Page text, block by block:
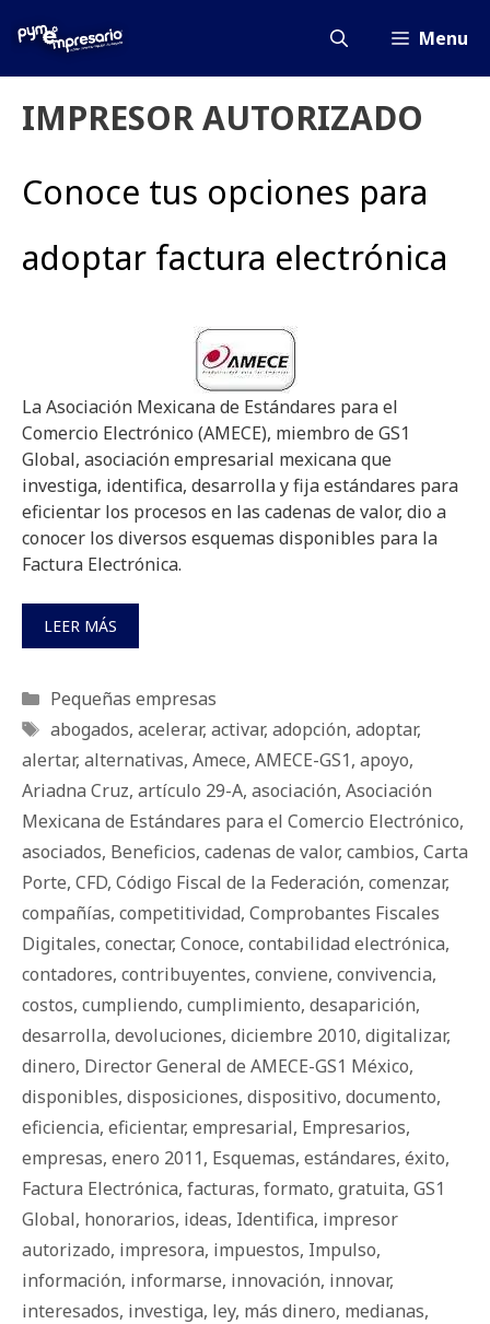
Menu
IMPRESOR AUTORIZADO
Conoce tus opciones para
adoptar factura electrónica
La Asociación Mexicana de Estándares para el
Comercio Electrónico (AMECE), miembro de GS1
Global, asociación empresarial mexicana que
investiga, identifica, desarrolla y fija estándares para
eficientar los procesos en las cadenas de valor, dio a
conocer los diversos esquemas disponibles para la
Factura Electrónica.
LEER MÁS
Categorías
Pequeñas empresas
Etiquetas
abogados, acelerar, activar, adopción, adoptar,
alertar, alternativas, Amece, AMECE-GS1, apoyo,
Ariadna Cruz, artículo 29-A, asociación, Asociación
Mexicana de Estándares para el Comercio Electrónico,
asociados, Beneficios, cadenas de valor, cambios, Carta
Porte, CFD, Código Fiscal de la Federación, comenzar,
compañías, competitividad, Comprobantes Fiscales
Digitales, conectar, Conoce, contabilidad electrónica,
contadores, contribuyentes, conviene, convivencia,
costos, cumpliendo, cumplimiento, desaparición,
desarrolla, devoluciones, diciembre 2010, digitalizar,
dinero, Director General de AMECE-GS1 México,
disponibles, disposiciones, dispositivo, documento,
eficiencia, eficientar, empresarial, Empresarios,
empresas, enero 2011, Esquemas, estándares, éxito,
Factura Electrónica, facturas, formato, gratuita, GS1
Global, honorarios, ideas, Identifica, impresor
autorizado, impresora, impuestos, Impulso,
información, informarse, innovación, innovar,
interesados, investiga, ley, más dinero, medianas,